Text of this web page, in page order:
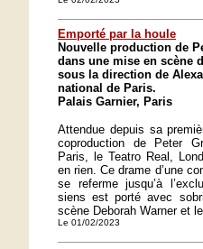
Emporté par la houle
Nouvelle production de
dans une mise en scène
sous la direction de
national de Paris.
Palais Garnier, Paris
Attendue depuis sa
coproduction de Peter
Paris, le Teatro Real,
en rien. Ce drame d’une
se referme jusqu’à
siens est porté avec
scène Deborah Warner et
Le 01/02/2023